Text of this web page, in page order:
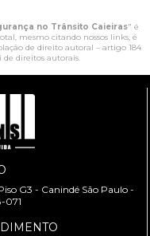
no Trânsito Caieiras" é
mesmo citando nossos links, é
de direito autoral – artigo 184
de direitos autorais.
G3 - Canindé São Paulo -
071